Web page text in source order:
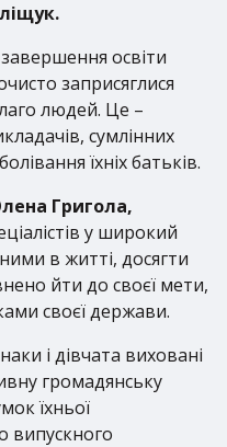
освіти
заприсяглися
людей. Це –
сумлінних
їхніх батьків.
Григола,
у широкий
в житті, досягти
йти до своєї мети,
своєї держави.
і дівчата виховані
громадянську
їхньої
випускного